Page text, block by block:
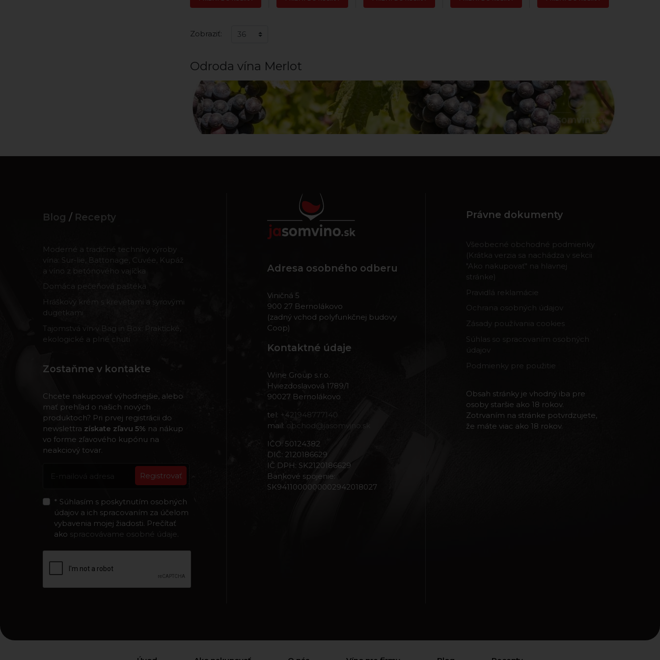
Zobraziť:
Odroda vína Merlot
Blog / Recepty
Moderné a tradičné techniky výroby
vína: Sur-lie, Battonage, Cuvée, Kupáž
a víno z betónového vajíčka
Domáca pečeňová paštéka
Hráškový krém s krevetami a syrovými
dugetkami
Tajomstvá vín v Bag in Box: Praktické,
ekologické a plné chuti
Zostaňme v kontakte
Chcete nakupovať výhodnejšie, alebo
mať prehľad o našich nových
produktoch? Pri prvej registrácii do
newslettra získate zľavu 5% na nákup
vo forme zľavového kupónu na
neakciový tovar.
Registrovať
* Súhlasím s poskytnutím osobných
údajov a ich spracovaním za účelom
vybavenia mojej žiadosti. Prečítať
ako spracovávame osobné údaje.
Adresa osobného odberu
Viničná 5
900 27 Bernolákovo
(zadný vchod polyfunkčnej budovy
Coop)
Kontaktné údaje
Wine Group s.r.o.
Hviezdoslavová 1789/1
90027 Bernolákovo
tel: +421948777140
mail: obchod@jasomvino.sk
IČO: 50124382
DIČ: 2120186629
IČ DPH: SK2120186629
Bankové spojenie:
SK9411000000002942018027
Právne dokumenty
Všeobecné obchodné podmienky
(Krátka verzia sa nachádza v sekcii
"Ako nakupovať" na hlavnej
stránke)
Pravidlá reklamácie
Ochrana osobných údajov
Zásady používania cookies
Súhlas so spracovaním osobných
údajov
Podmienky pre použitie
Obsah stránky je vhodný iba pre
osoby staršie ako 18 rokov.
Zotrvaním na stránke potvrdzujete,
že máte viac ako 18 rokov.